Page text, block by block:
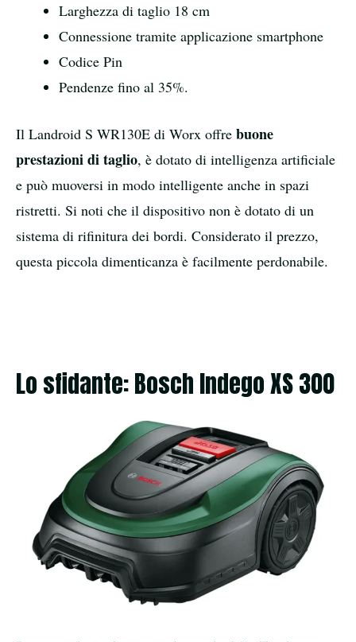
Larghezza di taglio 18 cm
Connessione tramite applicazione smartphone
Codice Pin
Pendenze fino al 35%.
Il Landroid S WR130E di Worx offre buone
prestazioni di taglio, è dotato di intelligenza artificiale
e può muoversi in modo intelligente anche in spazi
ristretti. Si noti che il dispositivo non è dotato di un
sistema di rifinitura dei bordi. Considerato il prezzo,
questa piccola dimenticanza è facilmente perdonabile.
Lo sfidante: Bosch Indego XS 300